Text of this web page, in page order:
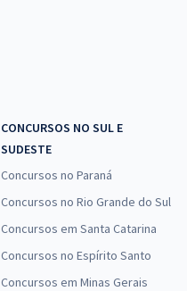
CONCURSOS NO SUL E
SUDESTE
Concursos no Paraná
Concursos no Rio Grande do Sul
Concursos em Santa Catarina
Concursos no Espírito Santo
Concursos em Minas Gerais